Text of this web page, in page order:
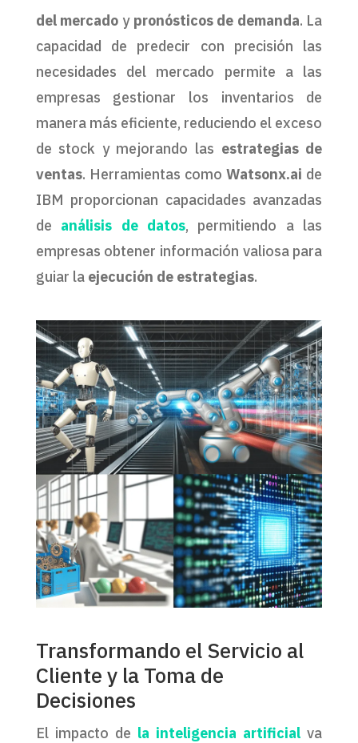
del mercado y pronósticos de demanda. La
capacidad de predecir con precisión las
necesidades del mercado permite a las
empresas gestionar los inventarios de
manera más eficiente, reduciendo el exceso
de stock y mejorando las estrategias de
ventas. Herramientas comoWatsonx.ai de
IBM proporcionan capacidades avanzadas
de análisis de datos, permitiendo a las
empresas obtener información valiosa para
guiar la ejecución de estrategias.
Transformando el Servicio al
Cliente y la Toma de
Decisiones
El impacto de la inteligencia artificial va